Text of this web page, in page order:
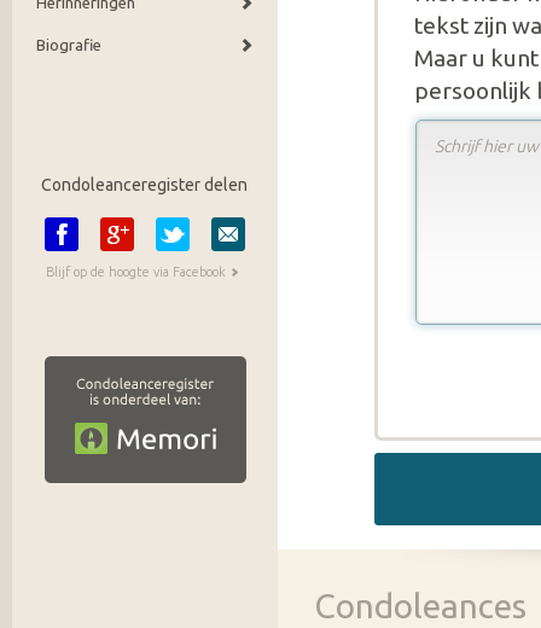
tekst zijn
Maar u
persoonlijk
Condoleances
Biografie
Condoleanceregister delen
Blijf op de hoogte via Facebook